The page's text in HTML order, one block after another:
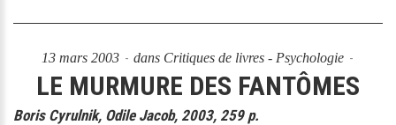
13 mars 2003 dans Critiques de livres - Psychologie
LE MURMURE DES FANTÔMES
Boris Cyrulnik, Odile Jacob, 2003, 259 p.